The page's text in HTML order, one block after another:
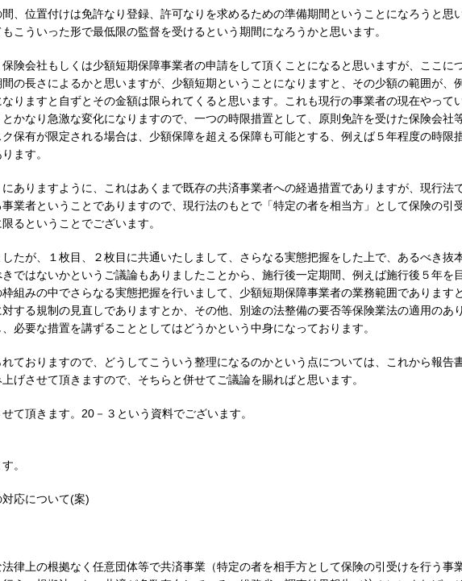
、位置付けは免許なり登録、許可なりを求めるための準備期間ということになろうと思
こういった形で最低限の監督を受けるという期間になろうかと思います。
険会社もしくは少額短期保障事業者の申請をして頂くことになると思いますが、ここに
の長さによるかと思いますが、少額短期ということになりますと、その少額の範囲が、例
りますと自ずとその金額は限られてくると思います。これも現行の事業者の現在やって
かなり急激な変化になりますので、一つの時限措置として、原則免許を受けた保険会社
保有が限定される場合は、少額保障を超える保障も可能とする、例えば５年程度の時限
ます。
ありますように、これはあくまで既存の共済事業者への経過措置でありますが、現行法
業者ということでありますので、現行法のもとで「特定の者を相当方」として保険の引
るということでございます。
たが、１枚目、２枚目に共通いたしまして、さらなる実態把握をした上で、あるべき抜
ではないかというご議論もありましたことから、施行後一定期間、例えば施行後５年を目
組みの中でさらなる実態把握を行いまして、少額短期保障事業者の業務範囲でありますと
する規制の見直しでありますとか、その他、別途の法整備の要否等保険業法の適用のあり
必要な措置を講ずることとしてはどうかという中身になっております。
ておりますので、どうしてこういう整理になるのかという点については、これから報告
上げさせて頂きますので、そちらと併せてご議論を賜ればと思います。
て頂きます。20－３という資料でございます。
。
応について(案)
律上の根拠なく任意団体等で共済事業（特定の者を相手方として保険の引受けを行う事